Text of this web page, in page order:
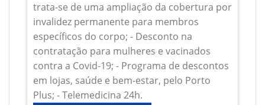
trata-se de uma ampliação da cobertura por
invalidez permanente para membros
específicos do corpo; - Desconto na
contratação para mulheres e vacinados
contra a Covid-19; - Programa de descontos
em lojas, saúde e bem-estar, pelo Porto
Plus; - Telemedicina 24h.